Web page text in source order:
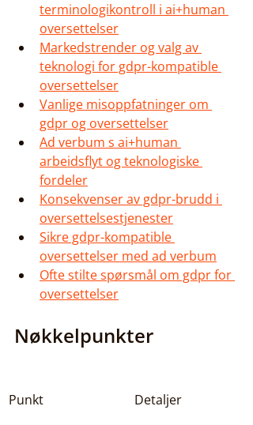
terminologikontroll i ai+human
oversettelser
Markedstrender og valg av
teknologi for gdpr-kompatible
oversettelser
Vanlige misoppfatninger om
gdpr og oversettelser
Ad verbum s ai+human
arbeidsflyt og teknologiske
fordeler
Konsekvenser av gdpr-brudd i
oversettelsestjenester
Sikre gdpr-kompatible
oversettelser med ad verbum
Ofte stilte spørsmål om gdpr for
oversettelser
Nøkkelpunkter
Punkt
Detaljer